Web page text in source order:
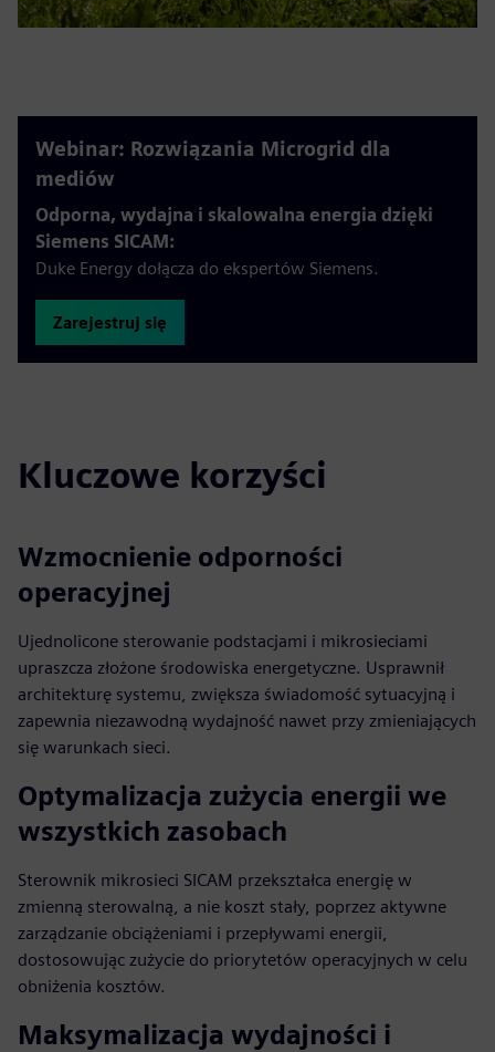
Webinar: Rozwiązania Microgrid dla
mediów
Odporna, wydajna i skalowalna energia dzięki
Siemens SICAM:
Duke Energy dołącza do ekspertów Siemens.
Zarejestruj się
Kluczowe korzyści
Wzmocnienie odporności
operacyjnej
Ujednolicone sterowanie podstacjami i mikrosieciami
upraszcza złożone środowiska energetyczne. Usprawnił
architekturę systemu, zwiększa świadomość sytuacyjną i
zapewnia niezawodną wydajność nawet przy zmieniających
się warunkach sieci.
Optymalizacja zużycia energii we
wszystkich zasobach
Sterownik mikrosieci SICAM przekształca energię w
zmienną sterowalną, a nie koszt stały, poprzez aktywne
zarządzanie obciążeniami i przepływami energii,
dostosowując zużycie do priorytetów operacyjnych w celu
obniżenia kosztów.
Maksymalizacja wydajności i